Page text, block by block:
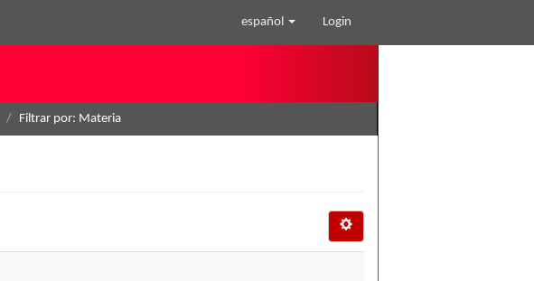
español Login
Filtrar por: Materia